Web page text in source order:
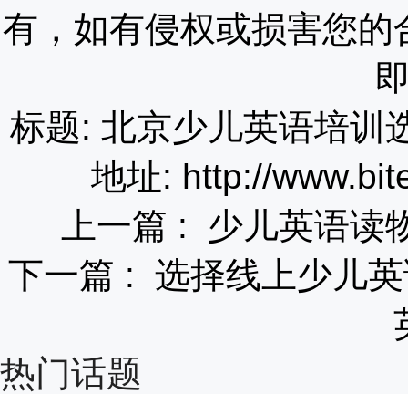
有，如有侵权或损害您
标题: 北京少儿英语培训
地址: http://
上一篇 : 少儿英语读
下一篇 : 选择线上少儿
热门话题